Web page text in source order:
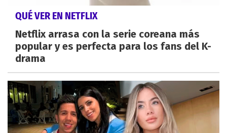
QUÉ VER EN NETFLIX
Netflix arrasa con la serie coreana más
popular y es perfecta para los fans del K-
drama